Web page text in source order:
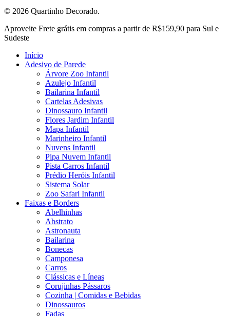
© 2026 Quartinho Decorado.
Close
Menu
Aproveite Frete grátis em compras a partir de R$159,90 para Sul e
Sudeste
Início
Adesivo de Parede
Árvore Zoo Infantil
Azulejo Infantil
Bailarina Infantil
Cartelas Adesivas
Dinossauro Infantil
Flores Jardim Infantil
Mapa Infantil
Marinheiro Infantil
Nuvens Infantil
Pipa Nuvem Infantil
Pista Carros Infantil
Prédio Heróis Infantil
Sistema Solar
Zoo Safari Infantil
Faixas e Borders
Abelhinhas
Abstrato
Astronauta
Bailarina
Bonecas
Camponesa
Carros
Clássicas e Líneas
Corujinhas Pássaros
Cozinha | Comidas e Bebidas
Dinossauros
Fadas